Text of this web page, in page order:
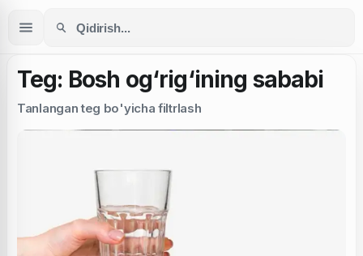
Teg: Bosh og‘rig‘ining sababi
Tanlangan teg bo'yicha filtrlash